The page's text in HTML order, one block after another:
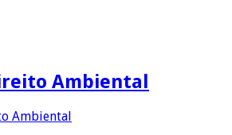
Ambiental